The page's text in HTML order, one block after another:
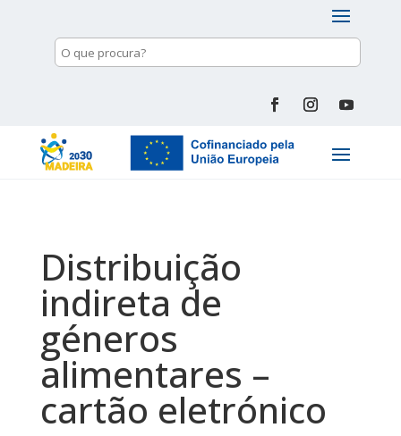
Distribuição
indireta de
géneros
alimentares –
cartão eletrónico